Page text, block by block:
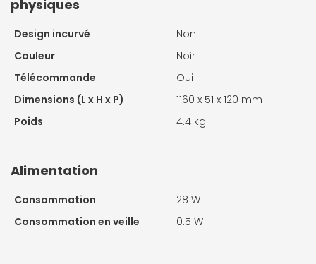
physiques
Design incurvé
Non
Couleur
Noir
Télécommande
Oui
Dimensions (L x H x P)
1160 x 51 x 120 mm
Poids
4.4 kg
Alimentation
Consommation
28 W
Consommation en veille
0.5 W